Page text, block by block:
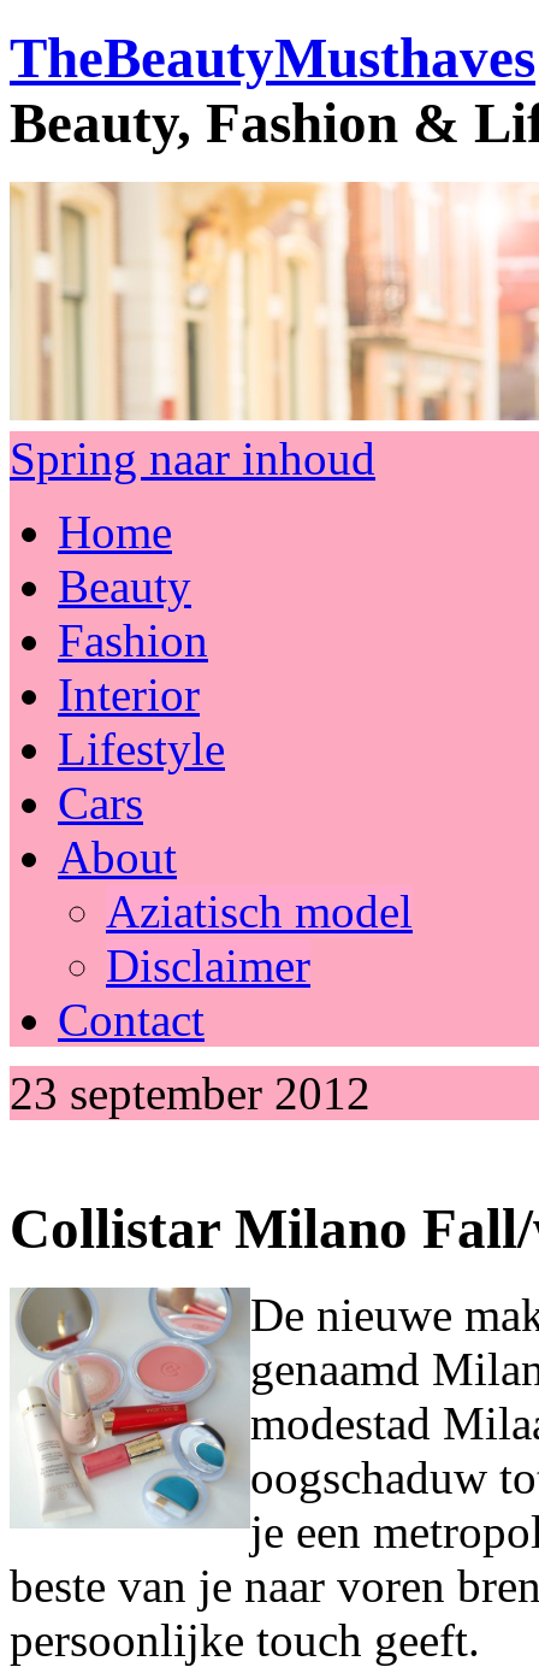
TheBeautyMusthaves
Beauty, Fashion &
Spring naar inhoud
Home
Beauty
Fashion
Interior
Lifestyle
Cars
About
Aziatisch model
Disclaimer
Contact
23 september 2012
Collistar Milano
De nieuwe
genaamd
modestad
oogschaduw
je een
beste van je naar voren
persoonlijke touch geeft.